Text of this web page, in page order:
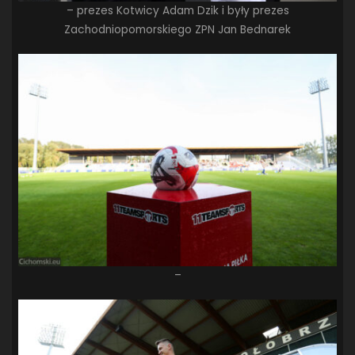
– prezes Kotwicy Adam Dzik i były prezes
Zachodniopomorskiego ZPN Jan Bednarek
–